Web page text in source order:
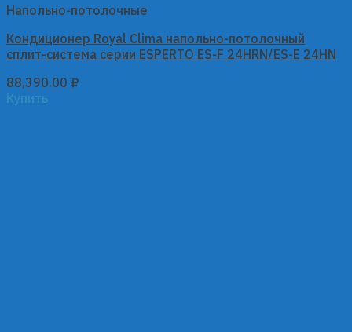
Напольно-потолочные
Кондиционер Royal Clima напольно-потолочный
сплит-система серии ESPERTO ES-F 24HRN/ES-E 24HN
88,390.00 ₽
Купить